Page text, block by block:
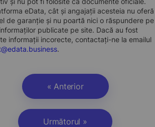
eData, cât și angajații acesteia nu oferă
de garanție și nu poartă nici o răspundere pe
publicate pe site. Dacă au fost
informații incorecte, contactați-ne la emailul
.
« Anterior
Următorul »